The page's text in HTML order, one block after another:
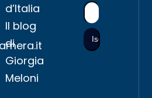
d’Italia
Il blog
di
Giorgia
Meloni